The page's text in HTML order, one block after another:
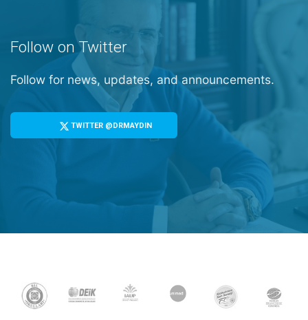
Follow on Twitter
Follow for news, updates, and announcements.
TWITTER @DRMAYDIN